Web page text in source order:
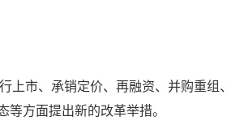
上市、承销定价、再融资、并购重组、
方面提出新的改革举措。